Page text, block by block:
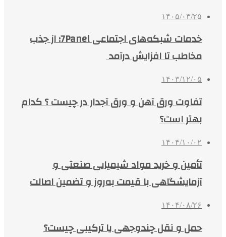
۱۴۰۵/۰۳/۲۵
خدمات شبکه‌های اجتماعی 7Panel؛ از جذب
مخاطب تا افزایش درآمد
۱۴۰۳/۱۲/۰۵
تفاوت ورق آهن و ورق آجدار در چیست ؟ کدام
بهتر است؟
۱۴۰۴/۱۰/۰۲
تأمین و خرید مواد شیمیایی صنعتی و
آزمایشگاهی با قیمت به‌روز و تضمین اصالت
۱۴۰۴/۰۸/۲۶
حمل و نقل چندوجهی یا ترکیبی چیست؟